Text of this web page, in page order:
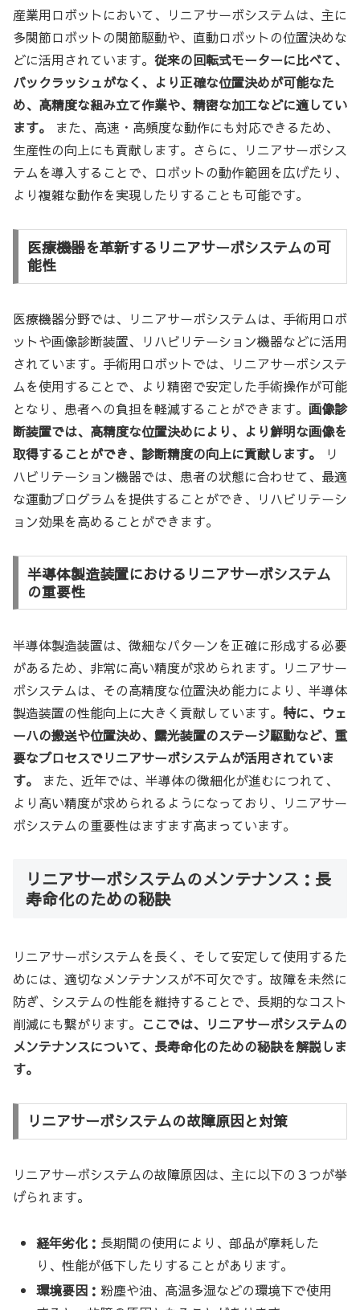
産業用ロボットにおいて、リニアサーボシステムは、主に
多関節ロボットの関節駆動や、直動ロボットの位置決めな
どに活用されています。 従来の回転式モーターに比べて、
バックラッシュがなく、より正確な位置決めが可能なた
め、高精度な組み立て作業や、精密な加工などに適してい
ます。
また、高速・高頻度な動作にも対応できるため、
生産性の向上にも貢献します。さらに、リニアサーボシス
テムを導入することで、ロボットの動作範囲を広げたり、
より複雑な動作を実現したりすることも可能です。
医療機器を革新するリニアサーボシステムの可
能性
医療機器分野では、リニアサーボシステムは、手術用ロボ
ットや画像診断装置、リハビリテーション機器などに活用
されています。手術用ロボットでは、リニアサーボシステ
ムを使用することで、より精密で安定した手術操作が可能
となり、患者への負担を軽減することができます。 画像診
断装置では、高精度な位置決めにより、より鮮明な画像を
取得することができ、診断精度の向上に貢献します。
リ
ハビリテーション機器では、患者の状態に合わせて、最適
な運動プログラムを提供することができ、リハビリテーシ
ョン効果を高めることができます。
半導体製造装置におけるリニアサーボシステム
の重要性
半導体製造装置は、微細なパターンを正確に形成する必要
があるため、非常に高い精度が求められます。リニアサー
ボシステムは、その高精度な位置決め能力により、半導体
製造装置の性能向上に大きく貢献しています。 特に、ウェ
ーハの搬送や位置決め、露光装置のステージ駆動など、重
要なプロセスでリニアサーボシステムが活用されていま
す。
また、近年では、半導体の微細化が進むにつれて、
より高い精度が求められるようになっており、リニアサー
ボシステムの重要性はますます高まっています。
リニアサーボシステムのメンテナンス：長
寿命化のための秘訣
リニアサーボシステムを長く、そして安定して使用するた
めには、適切なメンテナンスが不可欠です。故障を未然に
防ぎ、システムの性能を維持することで、長期的なコスト
削減にも繋がります。 ここでは、リニアサーボシステムの
メンテナンスについて、長寿命化のための秘訣を解説しま
す。
リニアサーボシステムの故障原因と対策
リニアサーボシステムの故障原因は、主に以下の３つが挙
げられます。
経年劣化： 長期間の使用により、部品が摩耗した
り、性能が低下したりすることがあります。
環境要因： 粉塵や油、高温多湿などの環境下で使用